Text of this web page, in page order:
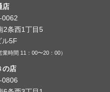
店
0062
2条西1丁目5
ル5F
業時間 11：00〜20：00）
の店
0806